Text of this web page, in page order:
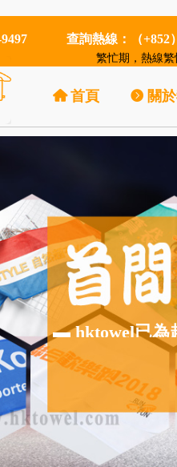
9497 查詢熱線：（
繁忙期，熱線
▬ hktowel已為
낀 首頁 뀹 關